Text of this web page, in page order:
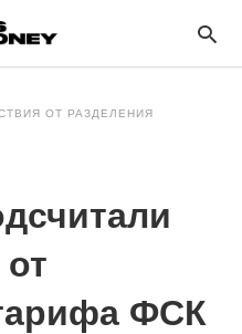
ОТ РАЗДЕЛЕНИЯ
ФСК